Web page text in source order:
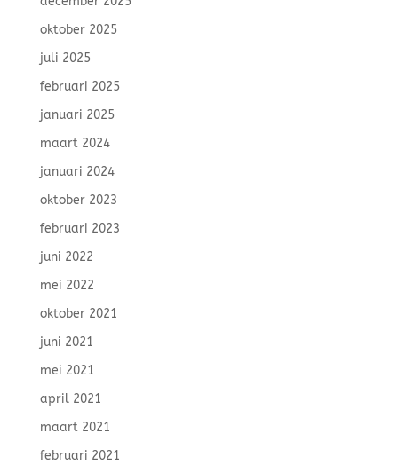
oktober 2025
juli 2025
februari 2025
januari 2025
maart 2024
januari 2024
oktober 2023
februari 2023
juni 2022
mei 2022
oktober 2021
juni 2021
mei 2021
april 2021
maart 2021
februari 2021